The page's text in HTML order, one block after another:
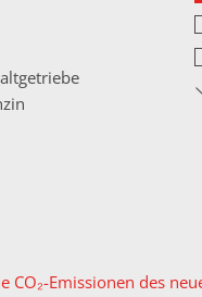
Emissionen des